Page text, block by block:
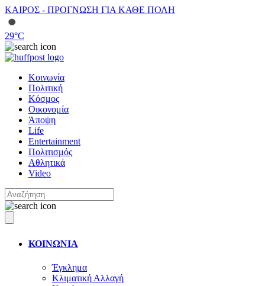
ΚΑΙΡΟΣ - ΠΡΟΓΝΩΣΗ ΓΙΑ ΚΑΘΕ ΠΟΛΗ
29°C
Κοινωνία
Πολιτική
Κόσμος
Οικονομία
Άποψη
Life
Entertainment
Πολιτισμός
Αθλητικά
Video
ΚΟΙΝΩΝΙΑ
Έγκλημα
Κλιματική Αλλαγή